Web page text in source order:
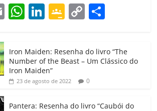
E W
at
s
A
Li
e
dI
G
gl
e
Cl
C
p
y
Li
m
p
Iron Maiden: Resenha do livro “The
Number of the Beast – Um Clássico do
Iron Maiden”
23 de agosto de 2022 0
Pantera: Resenha do livro “Caubói do